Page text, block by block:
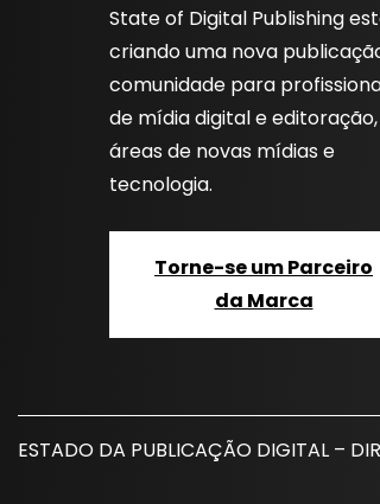
State of Digital Publishing
criando uma nova
comunidade para
de mídia digital e
áreas de novas mídias e
tecnologia.
Torne-se um Parceiro
da Marca
ESTADO DA PUBLICAÇÃO DIGITAL –